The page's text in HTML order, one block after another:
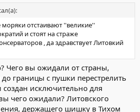
отстаивают ''великие''
и стоят на страже
, да здравствует Литовкий
Чего вы ожидали от страны,
границы с пушки перестрелить
исключительно для
чего ожидали? Литовского
держащего шишку в Тихом